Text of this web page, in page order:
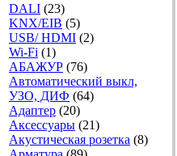
DALI (23)
KNX/EIB (5)
USB/ HDMI (2)
Wi-Fi (1)
АБАЖУР (76)
Автоматический выкл,
УЗО, ДИФ (64)
Адаптер (20)
Аксесcуары (21)
Акустическая розетка (8)